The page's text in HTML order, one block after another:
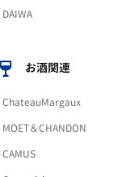
DAIWA
お酒関連
ChateauMargaux
MOET＆CHANDON
CAMUS